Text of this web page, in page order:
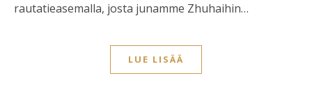
rautatieasemalla, josta junamme Zhuhaihin…
LUE LISÄÄ